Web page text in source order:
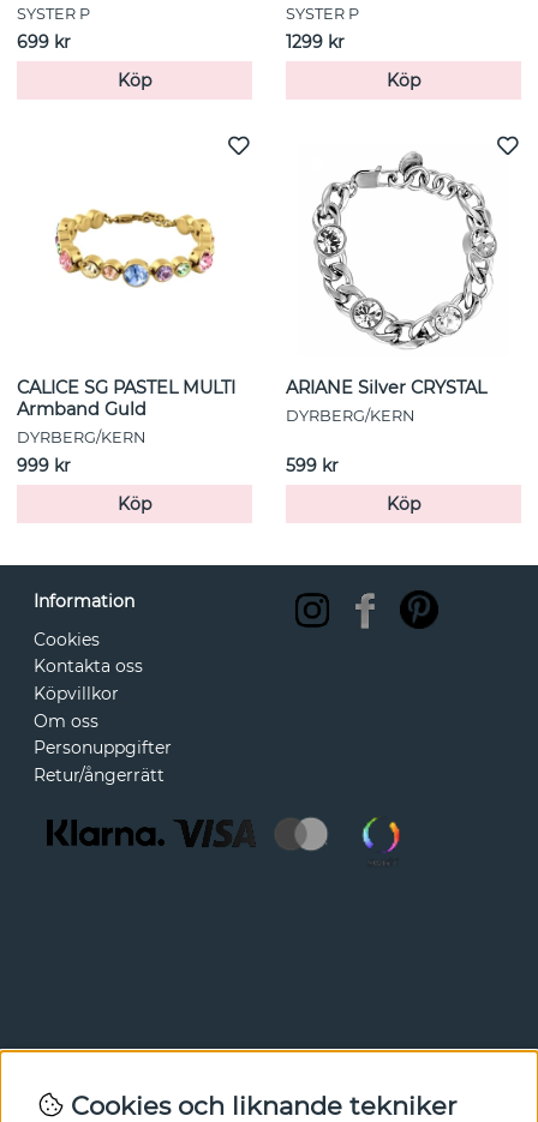
SYSTER P
699 kr
Köp
SYSTER P
1299 kr
Köp
CALICE SG PASTEL MULTI
Armband Guld
DYRBERG/KERN
999 kr
Köp
ARIANE Silver CRYSTAL
DYRBERG/KERN
599 kr
Köp
Information
Cookies
Kontakta oss
Köpvillkor
Om oss
Personuppgifter
Retur/ångerrätt
Nyhetsbrev
Cookies och liknande tekniker